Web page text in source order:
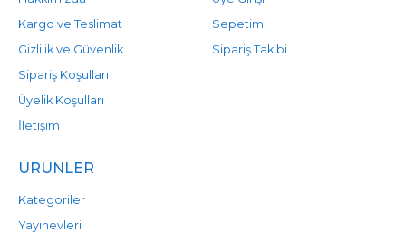
Kargo ve Teslimat
Gizlilik ve Güvenlik
Sipariş Koşulları
Üyelik Koşulları
İletişim
Sepetim
Sipariş Takibi
ÜRÜNLER
Kategoriler
Yayınevleri